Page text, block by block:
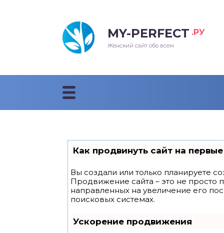
MY-PERFECT .РУ
Женский сайт обо всем
Как продвинуть сайт на
Вы создали или только планируете
Продвижение сайта – это не просто
направленных на увеличение его
поисковых системах.
Ускорение продвижения
прически 2018
стрижки 2018